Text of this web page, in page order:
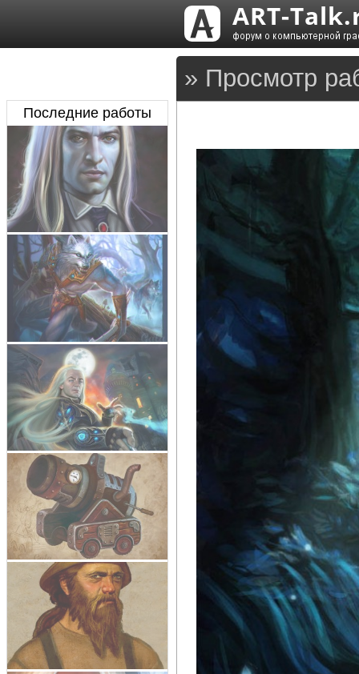
» Просмотр
Последние работы